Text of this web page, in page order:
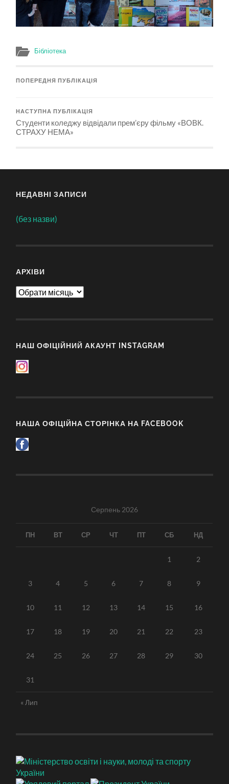
Бібліотека
ПОПЕРЕДНЯ ПУБЛІКАЦІЯ
НАСТУПНА ПУБЛІКАЦІЯ
Студенти коледжу відвідали прем’єру фільму «ВОВК.
СТРАХУ НЕМА»
НЕДАВНІ ЗАПИСИ
(без назви)
АРХІВИ
Архіви
НАШ ОФІЦІЙНИЙ АКАУНТ INSTAGRAM
НАША ОФІЦІЙНА СТОРІНКА НА FACEBOOK
Серпень 2026
ПН ВТ СР ЧТ ПТ СБ НД
1 2
3 4 5 6 7 8 9
10 11 12 13 14 15 16
17 18 19 20 21 22 23
24 25 26 27 28 29 30
31
« Лип